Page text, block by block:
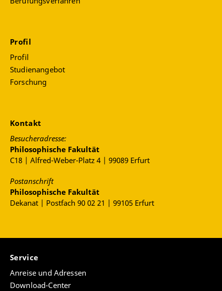
Profil
Profil
Studienangebot
Forschung
Kontakt
Besucheradresse:
Philosophische Fakultät
C18 | Alfred-Weber-Platz 4 | 99089 Erfurt
Postanschrift
Philosophische Fakultät
Dekanat | Postfach 90 02 21 | 99105 Erfurt
Service
Anreise und Adressen
Download-Center